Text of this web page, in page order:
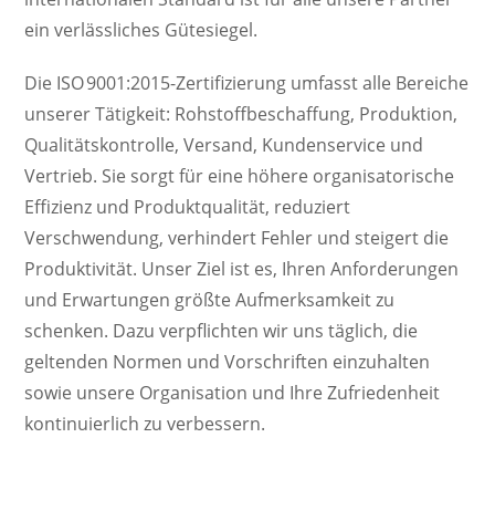
ein verlässliches Gütesiegel.
Die ISO 9001:2015-Zertifizierung umfasst alle Bereiche
unserer Tätigkeit: Rohstoffbeschaffung, Produktion,
Qualitätskontrolle, Versand, Kundenservice und
Vertrieb. Sie sorgt für eine höhere organisatorische
Effizienz und Produktqualität, reduziert
Verschwendung, verhindert Fehler und steigert die
Produktivität. Unser Ziel ist es, Ihren Anforderungen
und Erwartungen größte Aufmerksamkeit zu
schenken. Dazu verpflichten wir uns täglich, die
geltenden Normen und Vorschriften einzuhalten
sowie unsere Organisation und Ihre Zufriedenheit
kontinuierlich zu verbessern.